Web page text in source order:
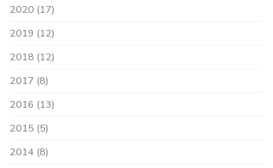
2020 (17)
2019 (12)
2018 (12)
2017 (8)
2016 (13)
2015 (5)
2014 (8)